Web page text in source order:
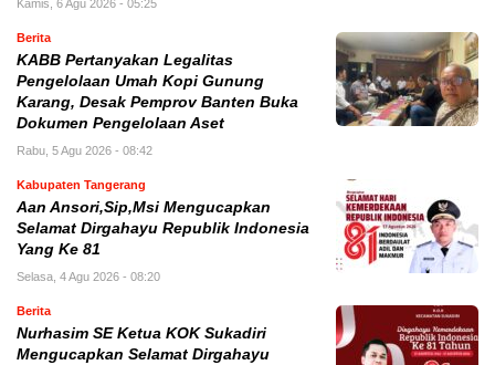
Kamis, 6 Agu 2026 - 05:25
Berita
KABB Pertanyakan Legalitas
Pengelolaan Umah Kopi Gunung
Karang, Desak Pemprov Banten Buka
Dokumen Pengelolaan Aset
Rabu, 5 Agu 2026 - 08:42
Kabupaten Tangerang
Aan Ansori,Sip,Msi Mengucapkan
Selamat Dirgahayu Republik Indonesia
Yang Ke 81
Selasa, 4 Agu 2026 - 08:20
Berita
Nurhasim SE Ketua KOK Sukadiri
Mengucapkan Selamat Dirgahayu